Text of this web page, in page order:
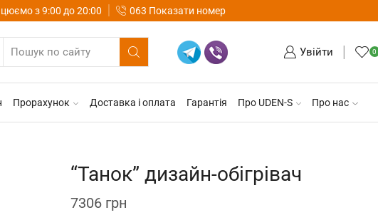
з 9:00 до 20:00 063 Показати номер
Увійти 0
Прорахунок Доставка і оплата Гарантія Про UDEN-S Про нас
“Танок” дизайн-обігрівач
7306 грн